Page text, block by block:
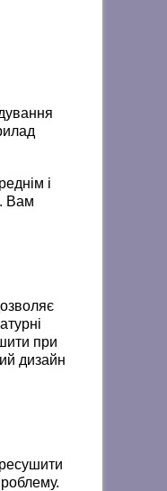
і
Вам
при
дизайн